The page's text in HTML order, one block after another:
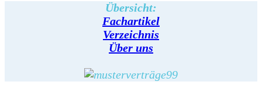
Übersicht:
Fachartikel
Verzeichnis
Über uns